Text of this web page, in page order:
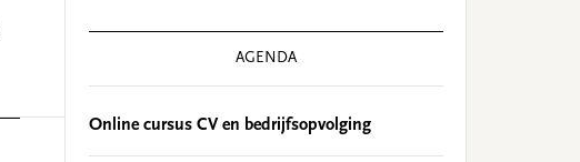
AGENDA
Online cursus CV en bedrijfsopvolging